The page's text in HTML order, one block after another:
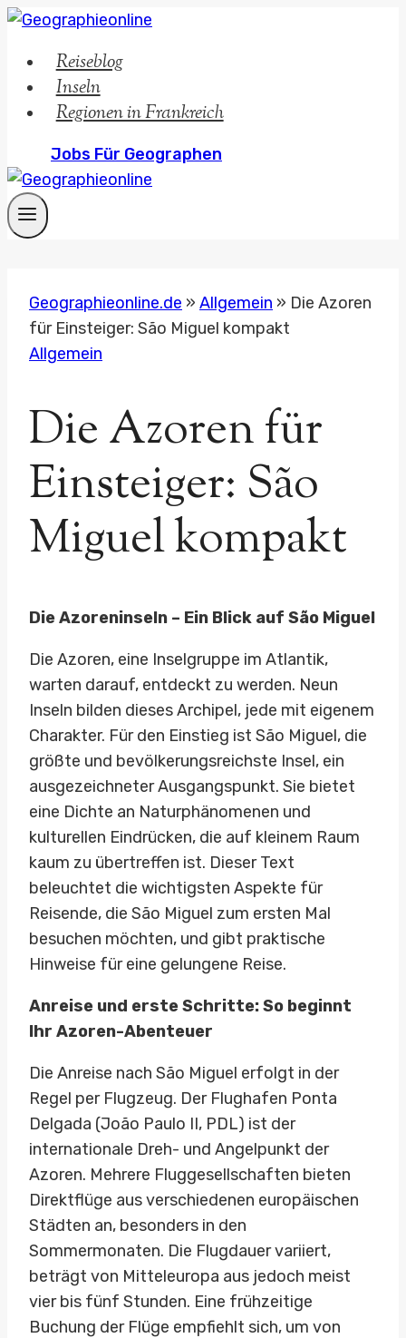
Zum
springenReiseblog
Inseln
Regionen in Frankreich
Jobs Für Geographen
Geographieonline.de » Allgemein » Die Azoren
für Einsteiger: São Miguel kompakt
Allgemein
Die Azoren für
Einsteiger: São
Miguel kompakt
Die Azoreninseln – Ein Blick auf São Miguel
Die Azoren, eine Inselgruppe im Atlantik,
warten darauf, entdeckt zu werden. Neun
Inseln bilden dieses Archipel, jede mit eigenem
Charakter. Für den Einstieg ist São Miguel, die
größte und bevölkerungsreichste Insel, ein
ausgezeichneter Ausgangspunkt. Sie bietet
eine Dichte an Naturphänomenen und
kulturellen Eindrücken, die auf kleinem Raum
kaum zu übertreffen ist. Dieser Text
beleuchtet die wichtigsten Aspekte für
Reisende, die São Miguel zum ersten Mal
besuchen möchten, und gibt praktische
Hinweise für eine gelungene Reise.
Anreise und erste Schritte: So beginnt
Ihr Azoren-Abenteuer
Die Anreise nach São Miguel erfolgt in der
Regel per Flugzeug. Der Flughafen Ponta
Delgada (João Paulo II, PDL) ist der
internationale Dreh- und Angelpunkt der
Azoren. Mehrere Fluggesellschaften bieten
Direktflüge aus verschiedenen europäischen
Städten an, besonders in den
Sommermonaten. Die Flugdauer variiert,
beträgt von Mitteleuropa aus jedoch meist
vier bis fünf Stunden. Eine frühzeitige
Buchung der Flüge empfiehlt sich, um von